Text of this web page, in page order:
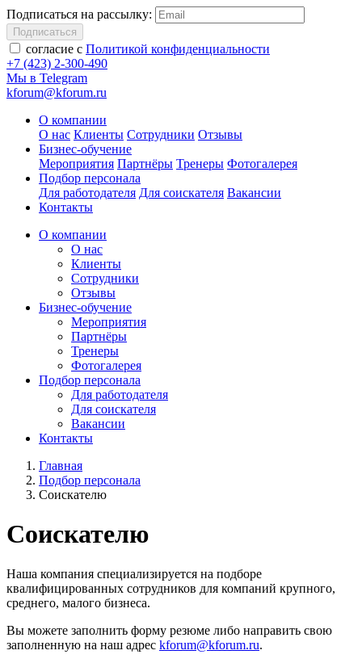
Подписаться на рассылку:
Подписаться
согласие с Политикой конфиденциальности
+7 (423) 2-300-490
Мы в Telegram
kforum@kforum.ru
О компании
О нас Клиенты Сотрудники Отзывы
Бизнес-обучение
Мероприятия Партнёры Тренеры Фотогалерея
Подбор персонала
Для работодателя Для соискателя Вакансии
Контакты
О компании
О нас
Клиенты
Сотрудники
Отзывы
Бизнес-обучение
Мероприятия
Партнёры
Тренеры
Фотогалерея
Подбор персонала
Для работодателя
Для соискателя
Вакансии
Контакты
Главная
Подбор персонала
Соискателю
Соискателю
Наша компания специализируется на подборе
квалифицированных сотрудников для компаний крупного,
среднего, малого бизнеса.
Вы можете заполнить форму резюме либо направить свою
заполненную на наш адрес kforum@kforum.ru.